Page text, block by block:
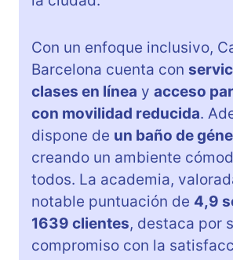
Con un enfoque inclusivo,
Barcelona cuenta con
clases en línea y acceso
con movilidad reducida.
dispone de un baño de
creando un ambiente
todos. La academia,
notable puntuación de 4,9
1639 clientes, destaca por
compromiso con la